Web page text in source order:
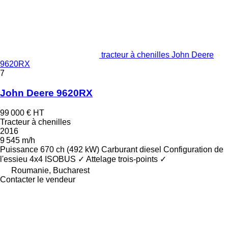
tracteur à chenilles John Deere
9620RX
7
John Deere 9620RX
99 000 € HT
Tracteur à chenilles
2016
9 545 m/h
Puissance 670 ch (492 kW) Carburant diesel Configuration de
l'essieu 4x4 ISOBUS ✓ Attelage trois-points ✓
Roumanie, Bucharest
Contacter le vendeur